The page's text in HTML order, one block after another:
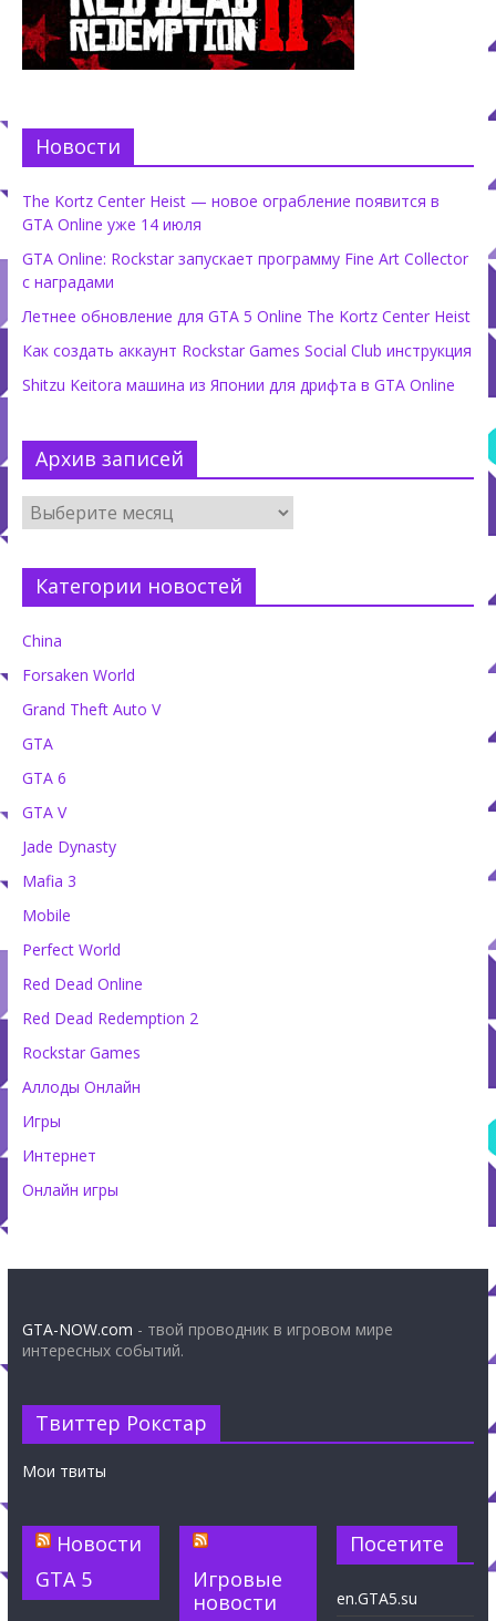
Новости
The Kortz Center Heist — новое ограбление появится в
GTA Online уже 14 июля
GTA Online: Rockstar запускает программу Fine Art Collector
с наградами
Летнее обновление для GTA 5 Online The Kortz Center Heist
Как создать аккаунт Rockstar Games Social Club инструкция
Shitzu Keitora машина из Японии для дрифта в GTA Online
Архив записей
Категории новостей
China
Forsaken World
Grand Theft Auto V
GTA
GTA 6
GTA V
Jade Dynasty
Mafia 3
Mobile
Perfect World
Red Dead Online
Red Dead Redemption 2
Rockstar Games
Аллоды Онлайн
Игры
Интернет
Онлайн игры
GTA-NOW.com - твой проводник в игровом мире
интересных событий.
Твиттер Рокстар
Мои твиты
Новости
GTA 5
Игровые
новости
Посетите
en.GTA5.su